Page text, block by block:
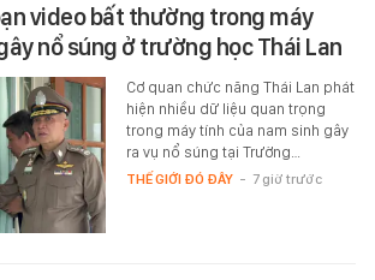
video bất thường trong máy
nổ súng ở trường học Thái Lan
Cơ quan chức năng Thái Lan phát
hiện nhiều dữ liệu quan trọng
trong máy tính của nam sinh gây
ra vụ nổ súng tại Trường…
THẾ GIỚI ĐÓ ĐÂY - 7 giờ trước